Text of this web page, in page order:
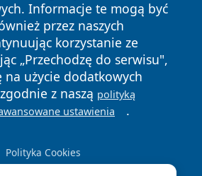
Informacje te mogą być
przez naszych
korzystanie ze
„Przechodzę do serwisu",
na użycie dodatkowych
z naszą polityką
ustawienia .
Polityka Cookies
Polityka
Cookies